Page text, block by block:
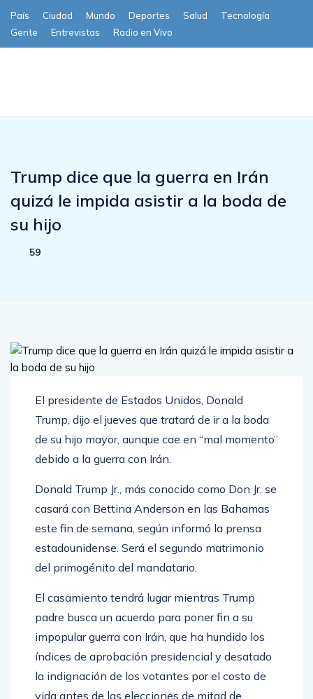
País Ciudad Mundo Deportes Salud
Tecnología
Gente
Entrevistas Radio en Vivo
Trump dice que la guerra en Irán
quizá le impida asistir a la boda de
su hijo
59
El presidente de Estados Unidos, Donald
Trump, dijo el jueves que tratará de ir a la boda
de su hijo mayor, aunque cae en “mal momento”
debido a la guerra con Irán.
Donald Trump Jr., más conocido como Don Jr, se
casará con Bettina Anderson en las Bahamas
este fin de semana, según informó la prensa
estadounidense. Será el segundo matrimonio
del primogénito del mandatario.
El casamiento tendrá lugar mientras Trump
padre busca un acuerdo para poner fin a su
impopular guerra con Irán, que ha hundido los
índices de aprobación presidencial y desatado
la indignación de los votantes por el costo de
vida antes de las elecciones de mitad de